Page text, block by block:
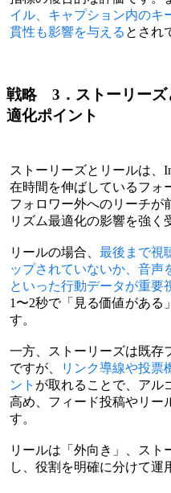
イル、キャプション内のキ
貫性も影響を与える とされ
戦略 3．ストーリーズ
適化ポイント
ストーリーズとリールは、
在時間を伸ばしているフォ
フォロワー外へのリーチが
リズム最適化の影響を強く
リールの場合、最後まで視
ップされていないか、音声
といった行動データが重要
1〜2秒で「見る価値がある
す。
一方、ストーリーズは既存
ですが、
リンク導線や投票
ント が取れることで、アル
高め、フィード投稿やリー
す。
リールは「外向き」、スト
し、役割を明確に分けて運